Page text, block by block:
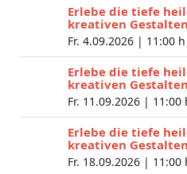
Erlebe die tiefe
kreativen Gestalten
Fr. 4.09.2026 | 11:00 h
Erlebe die tiefe
kreativen Gestalten
Fr. 11.09.2026 | 11:00
Erlebe die tiefe
kreativen Gestalten
Fr. 18.09.2026 | 11:00